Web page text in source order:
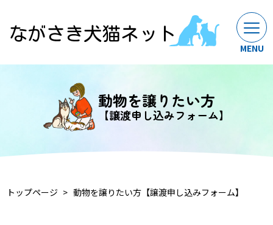
動物を譲りたい方
【譲渡申し込みフォーム】
トップページ 動物を譲りたい方【譲渡申し込みフォーム】